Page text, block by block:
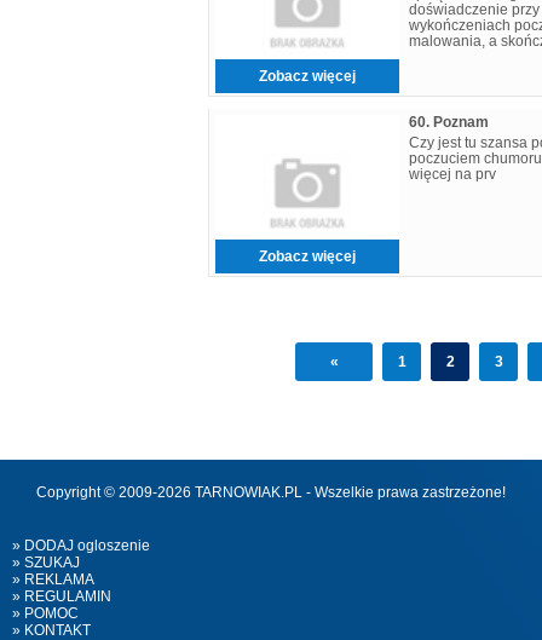
Zobacz więcej
doświadczenie
wykończeniach
malowania, a
Zobacz więcej
60. Poznam
Czy jest tu szansa
poczuciem
więcej na prv
« 1 2 3
Copyright © 2009-2026 TARNOWIAK.PL - Wszelkie prawa zastrzeżone!
» DODAJ ogloszenie
» SZUKAJ
» REKLAMA
» REGULAMIN
» POMOC
» KONTAKT